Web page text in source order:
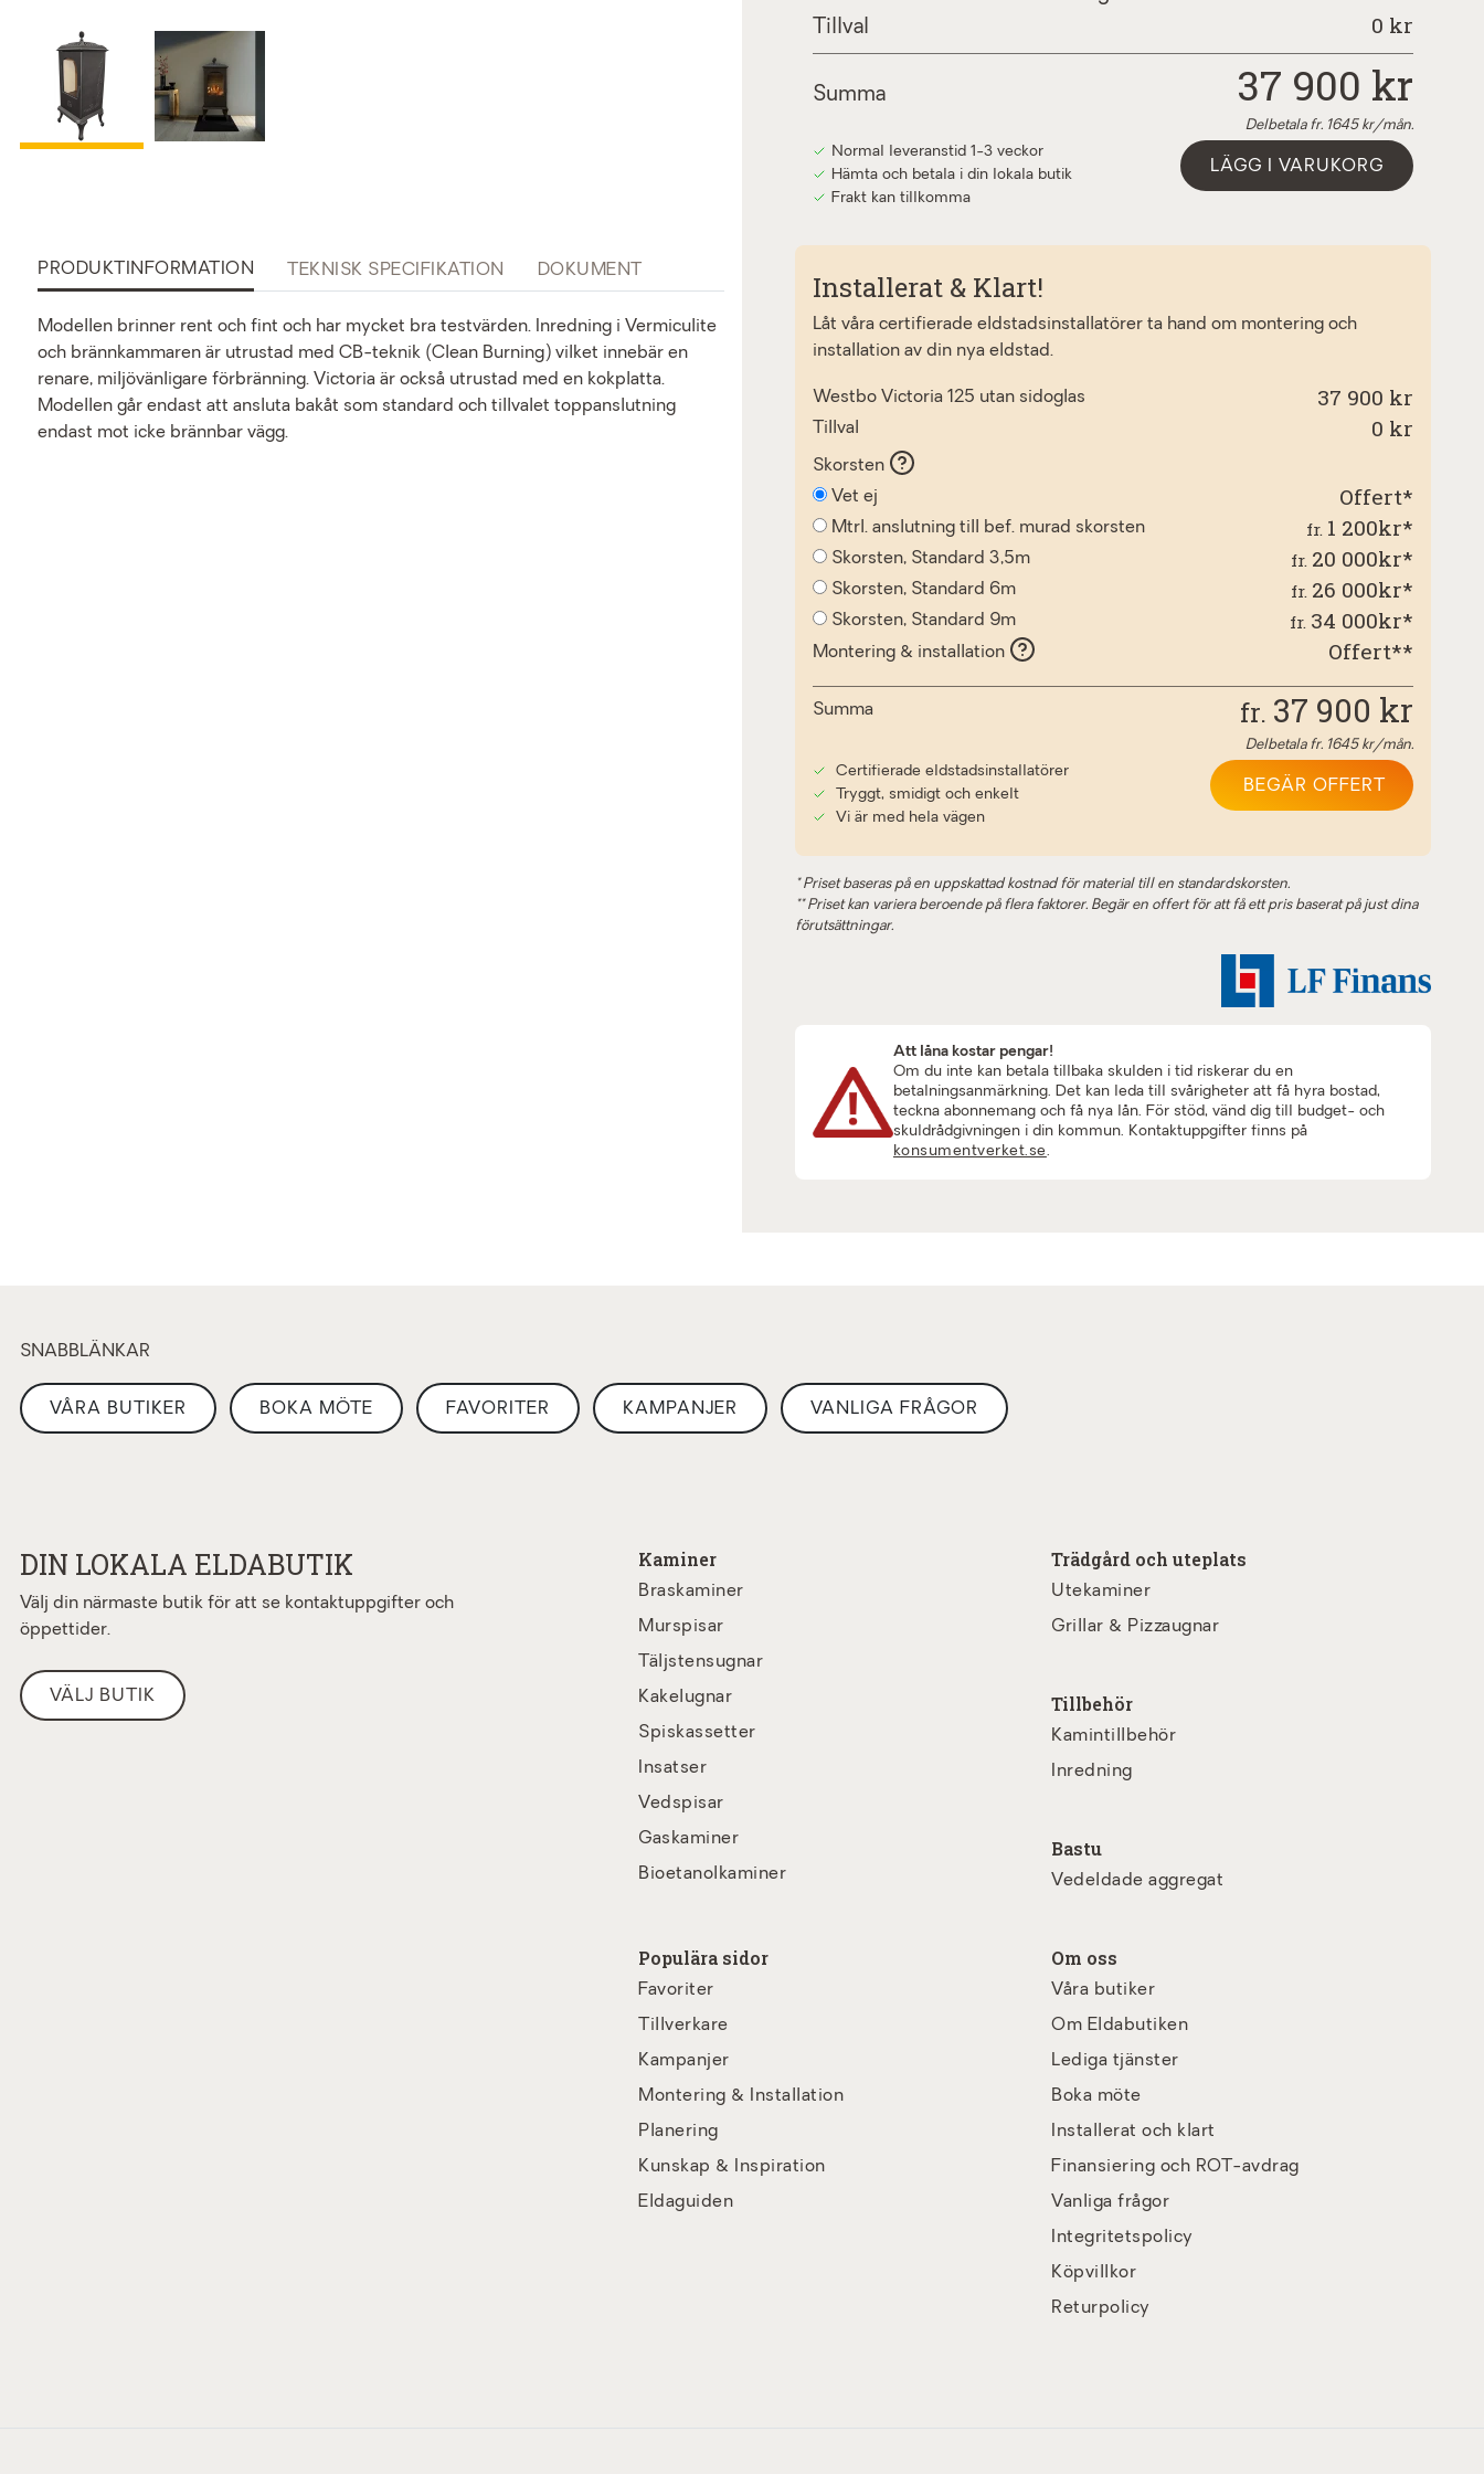
PRODUKTINFORMATION TEKNISK SPECIFIKATION DOKUMENT
Modellen brinner rent och fint och har mycket bra testvärden. Inredning i Vermiculite
och brännkammaren är utrustad med CB-teknik (Clean Burning) vilket innebär en
renare, miljövänligare förbränning. Victoria är också utrustad med en kokplatta.
Modellen går endast att ansluta bakåt som standard och tillvalet toppanslutning
endast mot icke brännbar vägg.
Tillval 0 kr
Summa 37 900 kr
Delbetala fr. 1645kr/mån.
Normal leveranstid 1-3 veckor
Hämta och betala i din lokala butik
Frakt kan tillkomma
LÄGG I VARUKORG
Installerat & Klart!
Låt våra certifierade eldstadsinstallatörer ta hand om montering och
installation av din nya eldstad.
Westbo Victoria 125 utan sidoglas 37 900 kr
Tillval 0 kr
Skorsten
Vet ej
Offert*
Mtrl. anslutning till bef. murad skorsten fr. 1 200kr*
Skorsten, Standard 3,5m fr. 20 000kr*
Skorsten, Standard 6m fr. 26 000kr*
Skorsten, Standard 9m fr. 34 000kr*
Montering & installation Offert**
Summa fr. 37 900 kr
Delbetala fr. 1645kr/mån.
Certifierade eldstadsinstallatörer
Tryggt, smidigt och enkelt
Vi är med hela vägen
BEGÄR OFFERT
* Priset baseras på en uppskattad kostnad för material till en standardskorsten.
** Priset kan variera beroende på flera faktorer. Begär en offert för att få ett pris baserat på just dina
förutsättningar.
Att låna kostar pengar!
Om du inte kan betala tillbaka skulden i tid riskerar du en
betalningsanmärkning. Det kan leda till svårigheter att få hyra bostad,
teckna abonnemang och få nya lån. För stöd, vänd dig till budget- och
skuldrådgivningen i din kommun. Kontaktuppgifter finns på
konsumentverket.se.
SNABBLÄNKAR
VÅRA BUTIKER BOKA MÖTE FAVORITER KAMPANJER VANLIGA FRÅGOR
DIN LOKALA ELDABUTIK
Välj din närmaste butik för att se kontaktuppgifter och
öppettider.
VÄLJ BUTIK
Kaminer
Braskaminer
Murspisar
Täljstensugnar
Kakelugnar
Spiskassetter
Insatser
Vedspisar
Gaskaminer
Bioetanolkaminer
Trädgård och uteplats
Utekaminer
Grillar & Pizzaugnar
Tillbehör
Kamintillbehör
Inredning
Bastu
Vedeldade aggregat
Populära sidor
Favoriter
Tillverkare
Kampanjer
Montering & Installation
Planering
Kunskap & Inspiration
Eldaguiden
Om oss
Våra butiker
Om Eldabutiken
Lediga tjänster
Boka möte
Installerat och klart
Finansiering och ROT-avdrag
Vanliga frågor
Integritetspolicy
Köpvillkor
Returpolicy